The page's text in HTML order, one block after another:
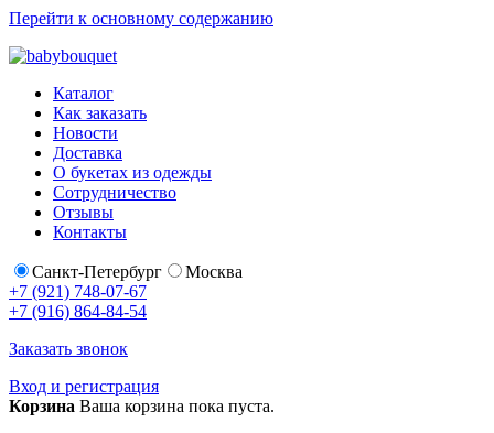
Перейти к основному содержанию
Каталог
Как заказать
Новости
Доставка
О букетах из одежды
Сотрудничество
Отзывы
Контакты
Санкт-Петербург
Москва
+7 (921) 748-07-67
+7 (916) 864-84-54
Заказать звонок
Вход и регистрация
Корзина Ваша корзина пока пуста.